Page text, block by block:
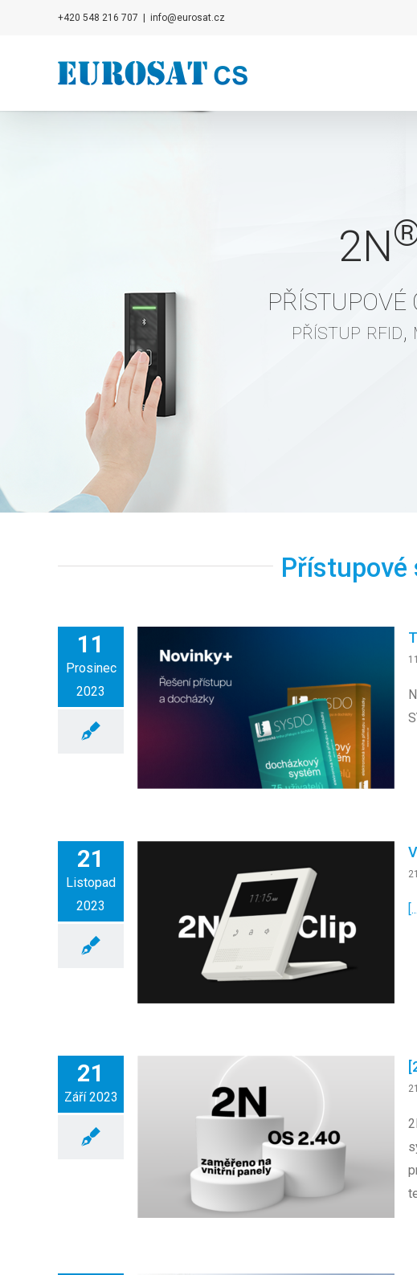
+420 548 216 707 info@eurosat.cz
2N
přístup rfid,
Přístupové
11
Prosinec
2023
21
Listopad
2023
21
Září 2023